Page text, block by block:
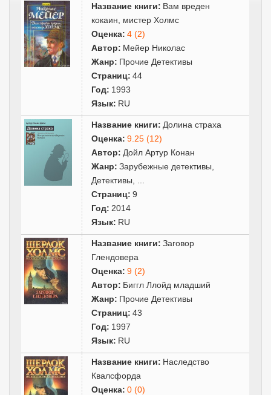
Название книги: Вам вреден
кокаин, мистер Холмс
Оценка: 4 (2)
Автор: Мейер Николас
Жанр: Прочие Детективы
Страниц: 44
Год: 1993
Язык: RU
Название книги: Долина страха
Оценка: 9.25 (12)
Автор: Дойл Артур Конан
Жанр: Зарубежные детективы
Детективы
Страниц: 9
Год: 2014
Язык: RU
Название книги: Заговор
Глендовера
Оценка: 9 (2)
Автор: Биггл Ллойд младший
Жанр: Прочие Детективы
Страниц: 43
Год: 1997
Язык: RU
Название книги: Наследство
Квалсфорда
Оценка: 0 (0)